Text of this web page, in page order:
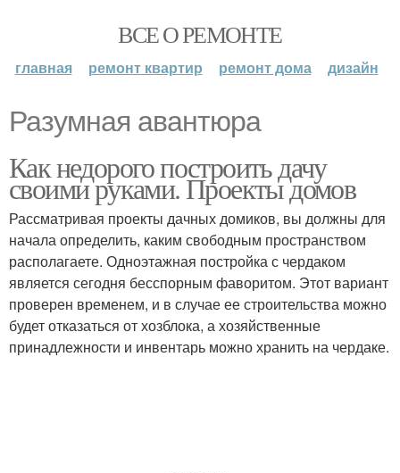
ВСЕ О РЕМОНТЕ
главная ремонт квартир ремонт дома дизайн
Разумная авантюра
Как недорого построить дачу
своими руками. Проекты домов
Рассматривая проекты дачных домиков, вы должны для
начала определить, каким свободным пространством
располагаете. Одноэтажная постройка с чердаком
является сегодня бесспорным фаворитом. Этот вариант
проверен временем, и в случае ее строительства можно
будет отказаться от хозблока, а хозяйственные
принадлежности и инвентарь можно хранить на чердаке.